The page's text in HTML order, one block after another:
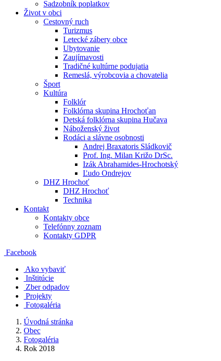
Sadzobník poplatkov
Život v obci
Cestovný ruch
Turizmus
Letecké zábery obce
Ubytovanie
Zaujímavosti
Tradičné kultúrne podujatia
Remeslá, výrobcovia a chovatelia
Šport
Kultúra
Folklór
Folklórna skupina Hrochoťan
Detská folklórna skupina Hučava
Náboženský život
Rodáci a slávne osobnosti
Andrej Braxatoris Sládkovič
Prof. Ing. Milan Križo DrSc.
Izák Abrahamides-Hrochotský
Ľudo Ondrejov
DHZ Hrochoť
DHZ Hrochoť
Technika
Kontakt
Kontakty obce
Telefónny zoznam
Kontakty GDPR
Facebook
Ako vybaviť
Inštitúcie
Zber odpadov
Projekty
Fotogaléria
Úvodná stránka
Obec
Fotogaléria
Rok 2018